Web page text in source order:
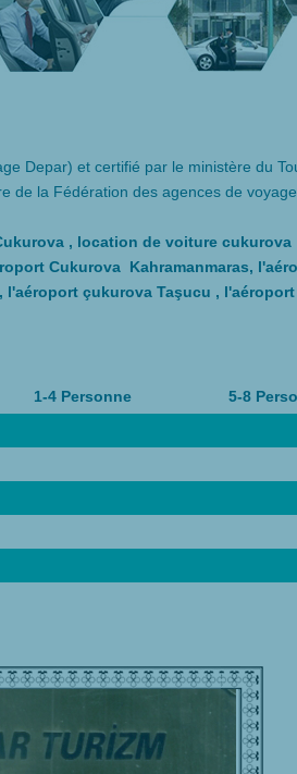
Depar) et certifié par le ministère du
la Fédération des agences de
, location de voiture
Cukurova Kahramanmaras,
çukurova Taşucu ,
1-4 Personne 5-8